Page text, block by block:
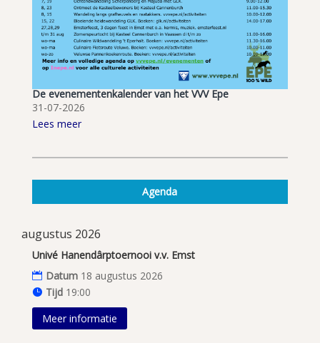
De evenementenkalender van het VVV Epe
31-07-2026
Lees meer
Agenda
augustus 2026
Univé Hanendârptoernooi v.v. Emst
Datum 18 augustus 2026
Tijd 19:00
Meer informatie